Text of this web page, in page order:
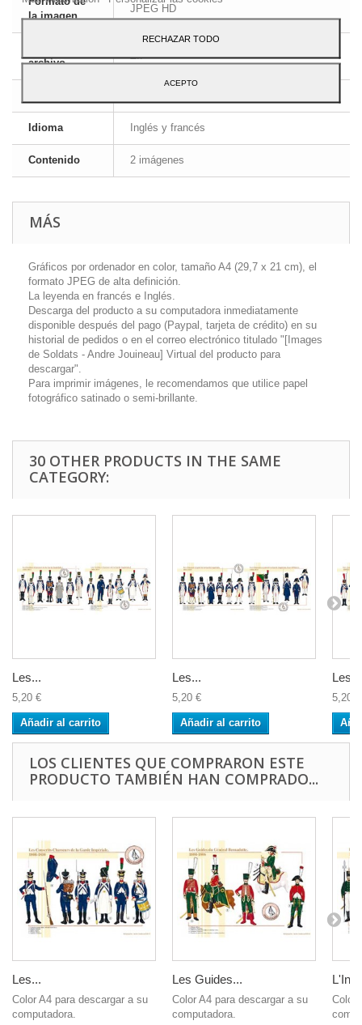
la imagen
JPEG HD
archivo
ZIP
Idioma Inglés y francés
Contenido 2 imágenes
MÁS
Gráficos por ordenador en color, tamaño A4 (29,7 x 21 cm), el
formato JPEG de alta definición.
La leyenda en francés e Inglés.
Descarga del producto a su computadora inmediatamente
disponible después del pago (Paypal, tarjeta de crédito) en su
historial de pedidos o en el correo electrónico titulado "[Images
de Soldats - Andre Jouineau] Virtual del producto para
descargar".
Para imprimir imágenes, le recomendamos que utilice papel
fotográfico satinado o semi-brillante.
30 OTHER PRODUCTS IN THE SAME
CATEGORY:
Les...
5,20 €
Añadir al carrito
Les...
5,20 €
Añadir al carrito
Les...
5,20 €
LOS CLIENTES QUE COMPRARON ESTE
PRODUCTO TAMBIÉN HAN COMPRADO...
Les...
Color A4 para descargar a su
computadora.
Les Guides...
Color A4 para descargar a su
computadora.
Color
RECHAZAR TODO
ACEPTO